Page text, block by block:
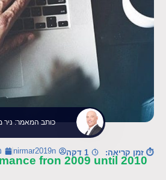
כותב המאמר: ניר
⏱ זמן קריאה: nirmar2019n
fron 2009 until 2010